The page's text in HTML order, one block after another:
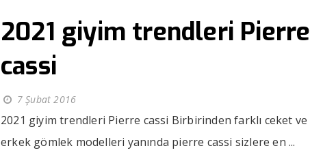
2021 giyim trendleri Pierre
cassi
7 Şubat 2016
2021 giyim trendleri Pierre cassi Birbirinden farklı ceket ve
erkek gömlek modelleri yanında pierre cassi sizlere en ...